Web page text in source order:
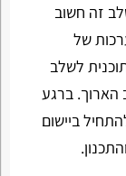
שלב זה חשוב
של
לשלב
הארוך. ברגע
ביישום